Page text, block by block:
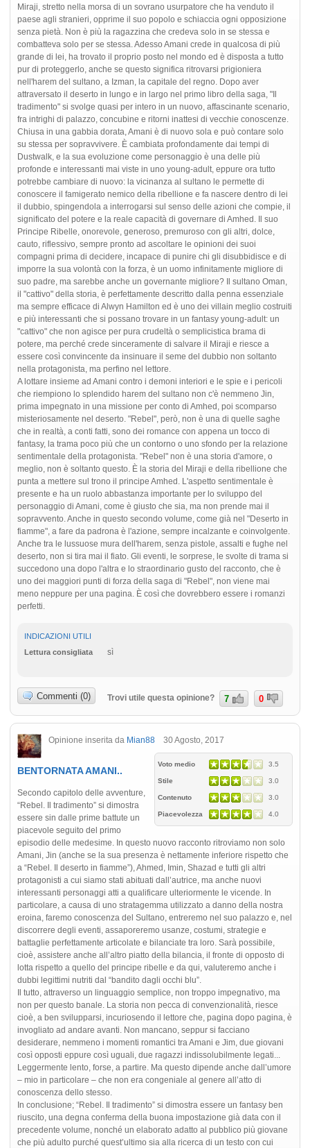
Miraji, stretto nella morsa di un sovrano usurpatore che ha venduto il
paese agli stranieri, opprime il suo popolo e schiaccia ogni opposizione
senza pietà. Non è più la ragazzina che credeva solo in se stessa e
combatteva solo per se stessa. Adesso Amani crede in qualcosa di più
grande di lei, ha trovato il proprio posto nel mondo ed è disposta a tutto
pur di proteggerlo, anche se questo significa ritrovarsi prigioniera
nell'harem del sultano, a Izman, la capitale del regno. Dopo aver
attraversato il deserto in lungo e in largo nel primo libro della saga, "Il
tradimento" si svolge quasi per intero in un nuovo, affascinante scenario,
fra intrighi di palazzo, concubine e ritorni inattesi di vecchie conoscenze.
Chiusa in una gabbia dorata, Amani è di nuovo sola e può contare solo
su stessa per sopravvivere. È cambiata profondamente dai tempi di
Dustwalk, e la sua evoluzione come personaggio è una delle più
profonde e interessanti mai viste in uno young-adult, eppure ora tutto
potrebbe cambiare di nuovo: la vicinanza al sultano le permette di
conoscere il famigerato nemico della ribellione e fa nascere dentro di lei
il dubbio, spingendola a interrogarsi sul senso delle azioni che compie, il
significato del potere e la reale capacità di governare di Amhed. Il suo
Principe Ribelle, onorevole, generoso, premuroso con gli altri, dolce,
cauto, riflessivo, sempre pronto ad ascoltare le opinioni dei suoi
compagni prima di decidere, incapace di punire chi gli disubbidisce e di
imporre la sua volontà con la forza, è un uomo infinitamente migliore di
suo padre, ma sarebbe anche un governante migliore? Il sultano Oman,
il "cattivo" della storia, è perfettamente descritto dalla penna essenziale
ma sempre efficace di Alwyn Hamilton ed è uno dei villain meglio costruiti
e più interessanti che si possano trovare in un fantasy young-adult: un
"cattivo" che non agisce per pura crudeltà o semplicistica brama di
potere, ma perché crede sinceramente di salvare il Miraji e riesce a
essere così convincente da insinuare il seme del dubbio non soltanto
nella protagonista, ma perfino nel lettore.
A lottare insieme ad Amani contro i demoni interiori e le spie e i pericoli
che riempiono lo splendido harem del sultano non c'è nemmeno Jin,
prima impegnato in una missione per conto di Amhed, poi scomparso
misteriosamente nel deserto. "Rebel", però, non è una di quelle saghe
che in realtà, a conti fatti, sono dei romance con appena un tocco di
fantasy, la trama poco più che un contorno o uno sfondo per la relazione
sentimentale della protagonista. "Rebel" non è una storia d'amore, o
meglio, non è soltanto questo. È la storia del Miraji e della ribellione che
punta a mettere sul trono il principe Amhed. L'aspetto sentimentale è
presente e ha un ruolo abbastanza importante per lo sviluppo del
personaggio di Amani, come è giusto che sia, ma non prende mai il
sopravvento. Anche in questo secondo volume, come già nel "Deserto in
fiamme", a fare da padrona è l'azione, sempre incalzante e coinvolgente.
Anche tra le lussuose mura dell'harem, senza pistole, assalti e fughe nel
deserto, non si tira mai il fiato. Gli eventi, le sorprese, le svolte di trama si
succedono una dopo l'altra e lo straordinario gusto del racconto, che è
uno dei maggiori punti di forza della saga di "Rebel", non viene mai
meno neppure per una pagina. È così che dovrebbero essere i romanzi
perfetti.
INDICAZIONI UTILI
Lettura consigliata
sì
Commenti (0) Trovi utile questa opinione? 7 0
Opinione inserita da Mian88 30 Agosto, 2017
Voto medio 3.5
Stile 3.0
Contenuto 3.0
Piacevolezza 4.0
BENTORNATA AMANI..
Secondo capitolo delle avventure,
“Rebel. Il tradimento” si dimostra
essere sin dalle prime battute un
piacevole seguito del primo
episodio delle medesime. In questo nuovo racconto ritroviamo non solo
Amani, Jin (anche se la sua presenza è nettamente inferiore rispetto che
a “Rebel. Il deserto in fiamme”), Ahmed, Imin, Shazad e tutti gli altri
protagonisti a cui siamo stati abituati dall’autrice, ma anche nuovi
interessanti personaggi atti a qualificare ulteriormente le vicende. In
particolare, a causa di uno stratagemma utilizzato a danno della nostra
eroina, faremo conoscenza del Sultano, entreremo nel suo palazzo e, nel
discorrere degli eventi, assaporeremo usanze, costumi, strategie e
battaglie perfettamente articolate e bilanciate tra loro. Sarà possibile,
cioè, assistere anche all’altro piatto della bilancia, il fronte di opposto di
lotta rispetto a quello del principe ribelle e da qui, valuteremo anche i
dubbi legittimi nutriti dal “bandito dagli occhi blu”.
Il tutto, attraverso un linguaggio semplice, non troppo impegnativo, ma
non per questo banale. La storia non pecca di convenzionalità, riesce
cioè, a ben svilupparsi, incuriosendo il lettore che, pagina dopo pagina, è
invogliato ad andare avanti. Non mancano, seppur si facciano
desiderare, nemmeno i momenti romantici tra Amani e Jim, due giovani
così opposti eppure così uguali, due ragazzi indissolubilmente legati...
Leggermente lento, forse, a partire. Ma questo dipende anche dall’umore
– mio in particolare – che non era congeniale al genere all’atto di
conoscenza dello stesso.
In conclusione; “Rebel. Il tradimento” si dimostra essere un fantasy ben
riuscito, una degna conferma della buona impostazione già data con il
precedente volume, nonché un elaborato adatto al pubblico più giovane
che più adulto purché quest’ultimo sia alla ricerca di un testo con cui